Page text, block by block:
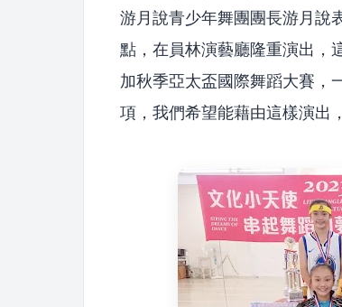
游月說青少年舞團團長游月說
點，在員林演藝廳隆重演出，
加秋季亞太盃國際舞蹈大賽，
項，我們希望能藉由這樣演出